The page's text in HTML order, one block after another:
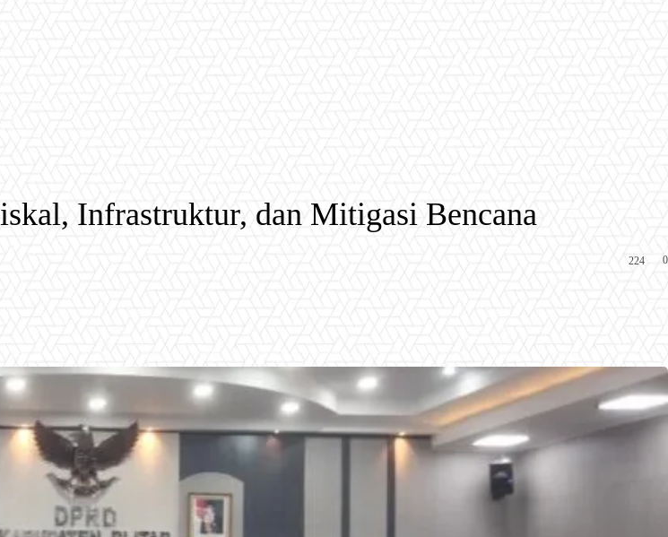
Infrastruktur, dan Mitigasi Bencana
0
224